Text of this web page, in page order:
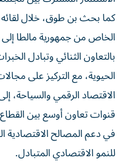
كما بحث بن طوق، خلال
الخاص من جمهورية مالطا إلى
بالتعاون الثنائي وتبادل
الحيوية، مع التركيز على
الاقتصاد الرقمي
قنوات تعاون أوسع بين
في دعم المصالح
للنمو الاقتصادي المتبادل.